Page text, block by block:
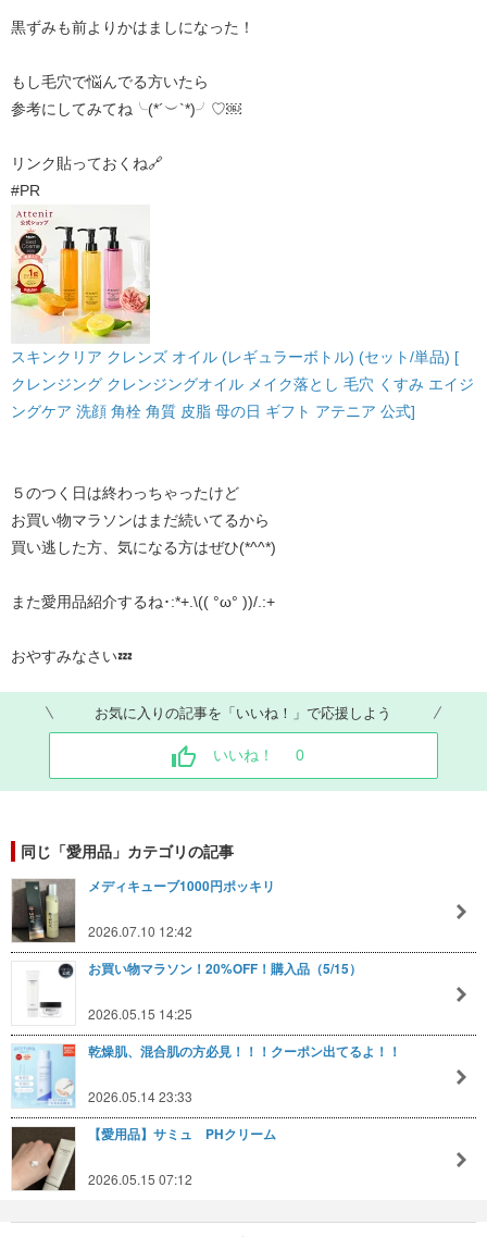
黒ずみも前よりかはましになった！
もし毛穴で悩んでる方いたら
参考にしてみてね╰(*´︶`*)╯♡￼
リンク貼っておくね🔗
#PR
スキンクリア クレンズ オイル (レギュラーボトル) (セット/単品) [
クレンジング クレンジングオイル メイク落とし 毛穴 くすみ エイジ
ングケア 洗顔 角栓 角質 皮脂 母の日 ギフト アテニア 公式]
５のつく日は終わっちゃったけど
お買い物マラソンはまだ続いてるから
買い逃した方、気になる方はぜひ(*^^*)
また愛用品紹介するね･:*+.\(( °ω° ))/.:+
おやすみなさい💤
お気に入りの記事を「いいね！」で応援しよう
いいね！ 0
同じ「愛用品」カテゴリの記事
メディキューブ1000円ポッキリ
2026.07.10 12:42
お買い物マラソン！20%OFF！購入品（5/15）
2026.05.15 14:25
乾燥肌、混合肌の方必見！！！クーポン出てるよ！！
2026.05.14 23:33
【愛用品】サミュ PHクリーム
2026.05.15 07:12